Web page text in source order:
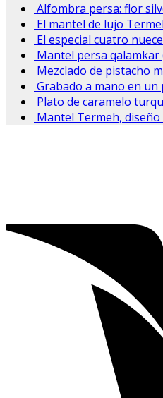
Alfombra persa: flor
El mantel de lujo
El especial cuatro
Mantel persa
Mezclado de pistacho
Grabado a mano en
Plato de caramelo
Mantel Termeh, diseño